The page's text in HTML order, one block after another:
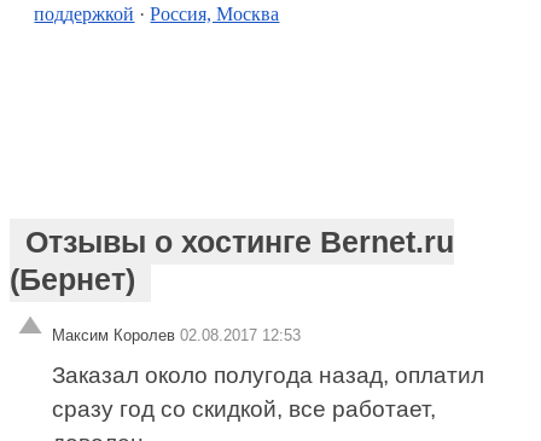
поддержкой ·Россия, Москва
Отзывы о хостинге Bernet.ru
(Бернет)
Максим Королев 02.08.2017 12:53
Заказал около полугода назад, оплатил
сразу год со скидкой, все работает,